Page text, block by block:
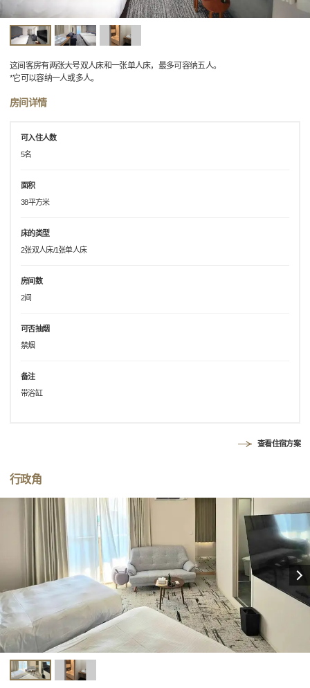
这间客房有两张大号双人床和一张单人床，最多可容纳五人。
*它可以容纳一人或多人。
房间详情
可入住人数
5名
面积
38平方米
床的类型
2张双人床/1张单人床
房间数
2间
可否抽烟
禁烟
备注
带浴缸
查看住宿方案
行政角